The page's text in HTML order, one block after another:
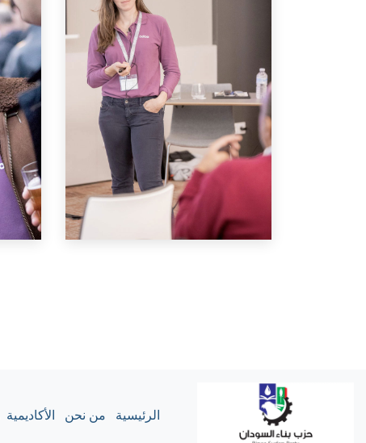
الرئيسية من نحن الأكاديمية